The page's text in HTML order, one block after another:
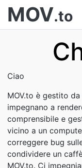
MOV.to
Ciao
MOV.to è gestito
impegnano a
comprensibile e
vicino a un
correggere bug
condividere un
MOV.to. Ci